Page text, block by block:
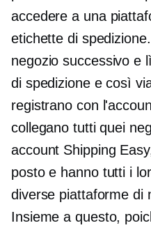
accedere a una
etichette di
negozio successivo e
di spedizione e così
registrano con
collegano tutti quei
account Shipping
posto e hanno tutti i
diverse piattaforme di
Insieme a questo,